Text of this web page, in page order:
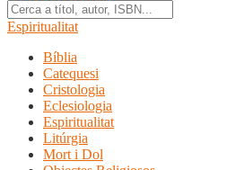
Espiritualitat
Bíblia
Catequesi
Cristologia
Eclesiologia
Espiritualitat
Litúrgia
Mort i Dol